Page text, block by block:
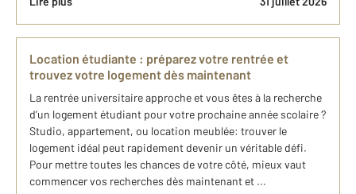
Location étudiante : préparez votre rentrée et
trouvez votre logement dès maintenant
La rentrée universitaire approche et vous êtes à la recherche
d’un logement étudiant pour votre prochaine année scolaire ?
Studio, appartement, ou location meublée: trouver le
logement idéal peut rapidement devenir un véritable défi.
Pour mettre toutes les chances de votre côté, mieux vaut
commencer vos recherches dès maintenant et ...